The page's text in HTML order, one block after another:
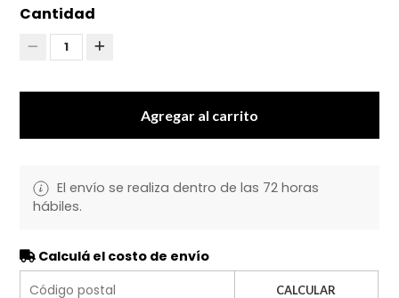
Cantidad
1
Agregar al carrito
El envío se realiza dentro de las 72 horas
hábiles.
Calculá el costo de envío
CALCULAR